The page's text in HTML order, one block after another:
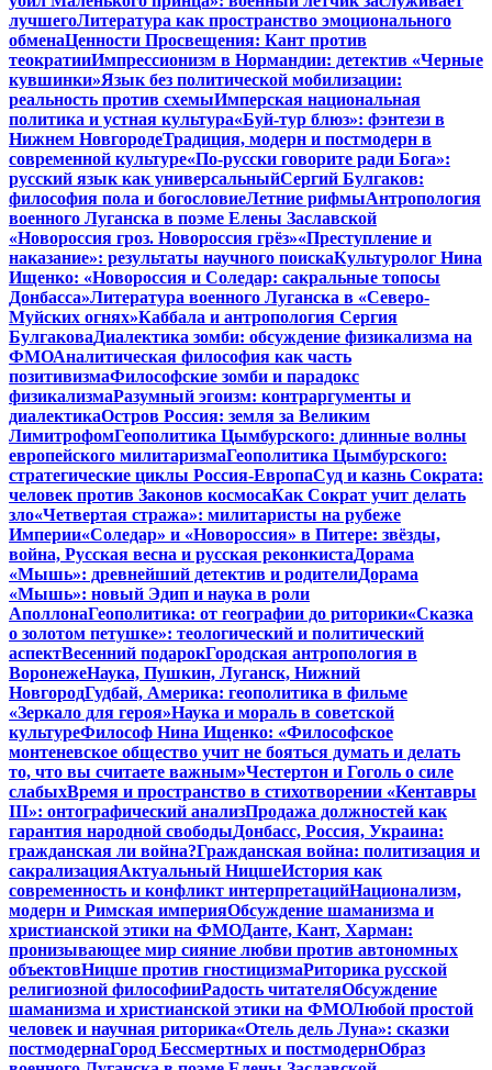
лучшегоЛитература как пространство эмоционального
обменаЦенности Просвещения: Кант против
теократииИмпрессионизм в Нормандии: детектив «Черные
кувшинки»Язык без политической мобилизации:
реальность против схемыИмперская национальная
политика и устная культура«Буй-тур блюз»: фэнтези в
Нижнем НовгородеТрадиция, модерн и постмодерн в
современной культуре«По-русски говорите ради Бога»:
русский язык как универсальныйСергий Булгаков:
философия пола и богословиеЛетние рифмыАнтропология
военного Луганска в поэме Елены Заславской
«Новороссия гроз. Новороссия грёз»«Преступление и
наказание»: результаты научного поискаКультуролог Нина
Ищенко: «Новороссия и Соледар: сакральные топосы
Донбасса»Литература военного Луганска в «Северо-
Муйских огнях»Каббала и антропология Сергия
БулгаковаДиалектика зомби: обсуждение физикализма на
ФМОАналитическая философия как часть
позитивизмаФилософские зомби и парадокс
физикализмаРазумный эгоизм: контраргументы и
диалектикаОстров Россия: земля за Великим
ЛимитрофомГеополитика Цымбурского: длинные волны
европейского милитаризмаГеополитика Цымбурского:
стратегические циклы Россия-ЕвропаСуд и казнь Сократа:
человек против Законов космосаКак Сократ учит делать
зло«Четвертая стража»: милитаристы на рубеже
Империи«Соледар» и «Новороссия» в Питере: звёзды,
война, Русская весна и русская реконкистаДорама
«Мышь»: древнейший детектив и родителиДорама
«Мышь»: новый Эдип и наука в роли
АполлонаГеополитика: от географии до риторики«Сказка
о золотом петушке»: теологический и политический
аспектВесенний подарокГородская антропология в
ВоронежеНаука, Пушкин, Луганск, Нижний
НовгородГудбай, Америка: геополитика в фильме
«Зеркало для героя»Наука и мораль в советской
культуреФилософ Нина Ищенко: «Философское
монтеневское общество учит не бояться думать и делать
то, что вы считаете важным»Честертон и Гоголь о силе
слабыхВремя и пространство в стихотворении «Кентавры
III»: онтографический анализПродажа должностей как
гарантия народной свободыДонбасс, Россия, Украина:
гражданская ли война?Гражданская война: политизация и
сакрализацияАктуальный НицшеИстория как
современность и конфликт интерпретацийНационализм,
модерн и Римская империяОбсуждение шаманизма и
христианской этики на ФМОДанте, Кант, Харман:
пронизывающее мир сияние любви против автономных
объектовНицше против гностицизмаРиторика русской
религиозной философииРадость читателяОбсуждение
шаманизма и христианской этики на ФМОЛюбой простой
человек и научная риторика«Отель дель Луна»: сказки
постмодернаГород Бессмертных и постмодернОбраз